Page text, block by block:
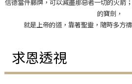
信德當件籐牌，可以減盡那惡者一切的火箭
的寶劍，
就是上帝的道，靠著聖靈，隨時多方
求恩透視